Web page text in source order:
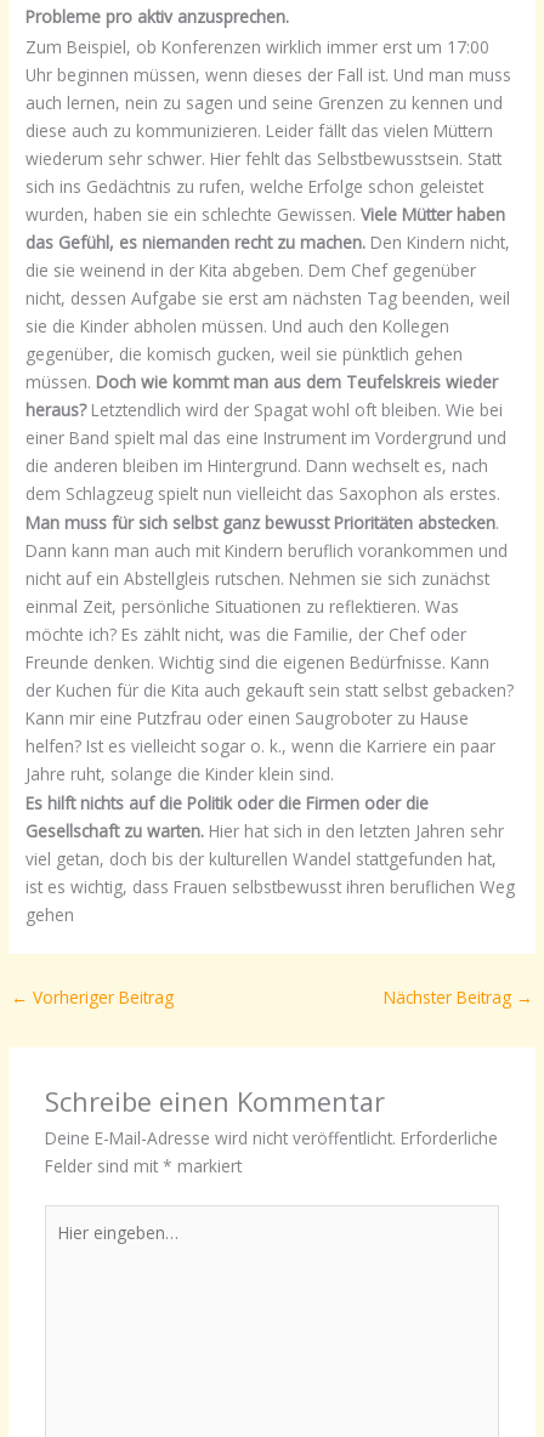
Probleme pro aktiv anzusprechen.
Zum Beispiel, ob Konferenzen wirklich immer erst um 17:00
Uhr beginnen müssen, wenn dieses der Fall ist. Und man muss
auch lernen, nein zu sagen und seine Grenzen zu kennen und
diese auch zu kommunizieren. Leider fällt das vielen Müttern
wiederum sehr schwer. Hier fehlt das Selbstbewusstsein. Statt
sich ins Gedächtnis zu rufen, welche Erfolge schon geleistet
wurden, haben sie ein schlechte Gewissen.Viele Mütter haben
das Gefühl, es niemanden recht zu machen. Den Kindern nicht,
die sie weinend in der Kita abgeben. Dem Chef gegenüber
nicht, dessen Aufgabe sie erst am nächsten Tag beenden, weil
sie die Kinder abholen müssen. Und auch den Kollegen
gegenüber, die komisch gucken, weil sie pünktlich gehen
müssen. Doch wie kommt man aus dem Teufelskreis wieder
heraus?Letztendlich wird der Spagat wohl oft bleiben. Wie bei
einer Band spielt mal das eine Instrument im Vordergrund und
die anderen bleiben im Hintergrund. Dann wechselt es, nach
dem Schlagzeug spielt nun vielleicht das Saxophon als erstes.
Man muss für sich selbst ganz bewusst Prioritäten abstecken.
Dann kann man auch mit Kindern beruflich vorankommen und
nicht auf ein Abstellgleis rutschen. Nehmen sie sich zunächst
einmal Zeit, persönliche Situationen zu reflektieren. Was
möchte ich? Es zählt nicht, was die Familie, der Chef oder
Freunde denken. Wichtig sind die eigenen Bedürfnisse. Kann
der Kuchen für die Kita auch gekauft sein statt selbst gebacken?
Kann mir eine Putzfrau oder einen Saugroboter zu Hause
helfen? Ist es vielleicht sogar o. k., wenn die Karriere ein paar
Jahre ruht, solange die Kinder klein sind.
Es hilft nichts auf die Politik oder die Firmen oder die
Gesellschaft zu warten. Hier hat sich in den letzten Jahren sehr
viel getan, doch bis der kulturellen Wandel stattgefunden hat,
ist es wichtig, dass Frauen selbstbewusst ihren beruflichen Weg
gehen
← Vorheriger Beitrag Nächster Beitrag →
Schreibe einen Kommentar
Deine E-Mail-Adresse wird nicht veröffentlicht. Erforderliche
Felder sind mit * markiert
eingeben…